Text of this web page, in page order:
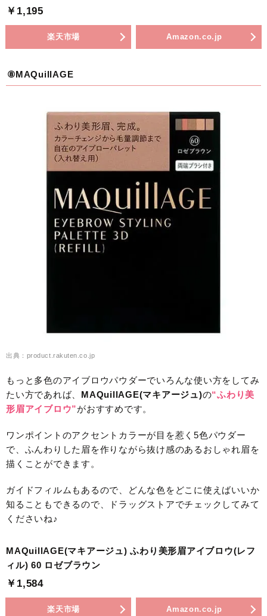
￥1,195
楽天市場 Amazon.co.jp
⑧MAQuillAGE
出典：product.rakuten.co.jp
もっと多色のアイブロウパウダーでいろんな使い方をしてみ
たい方であれば、 MAQuillAGE(マキアージュ)の“ふわり美
形眉アイブロウ”がおすすめです。
ワンポイントのアクセントカラーが目を惹く5色パウダー
で、ふんわりした眉を作りながら抜け感のあるおしゃれ眉を
描くことができます。
ガイドフィルムもあるので、どんな色をどこに使えばいいか
知ることもできるので、ドラッグストアでチェックしてみて
くださいね♪
MAQuillAGE(マキアージュ) ふわり美形眉アイブロウ(レフ
ィル) 60 ロゼブラウン
￥1,584
楽天市場 Amazon.co.jp